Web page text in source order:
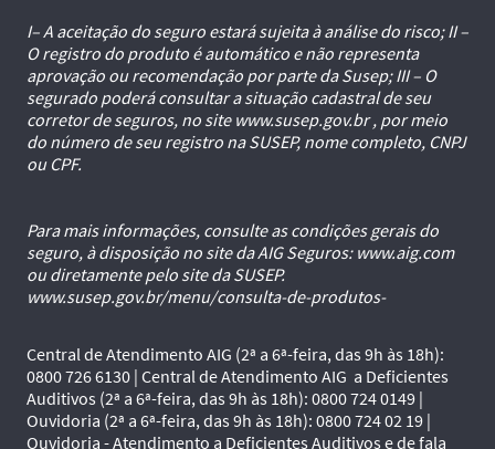
I– A aceitação do seguro estará sujeita à análise do risco; II –
O registro do produto é automático e não representa
aprovação ou recomendação por parte da Susep; III – O
segurado poderá consultar a situação cadastral de seu
corretor de seguros, no site www.susep.gov.br , por meio
do número de seu registro na SUSEP, nome completo, CNPJ
ou CPF.
Para mais informações, consulte as condições gerais do
seguro, à disposição no site da AIG Seguros: www.aig.com
ou diretamente pelo site da SUSEP.
www.susep.gov.br/menu/consulta-de-produtos-
Central de Atendimento AIG (2ª a 6ª-feira, das 9h às 18h):
0800 726 6130 | Central de Atendimento AIG a Deficientes
Auditivos (2ª a 6ª-feira, das 9h às 18h): 0800 724 0149 |
Ouvidoria (2ª a 6ª-feira, das 9h às 18h): 0800 724 02 19 |
Ouvidoria - Atendimento a Deficientes Auditivos e de fala